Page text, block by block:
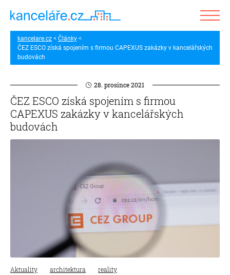
kancelare.cz
Články
ČEZ ESCO získá spojením s firmou CAPEXUS zakázky v kancelářských
budovách
28. prosince 2021
ČEZ ESCO získá spojením s firmou
CAPEXUS zakázky v kancelářských
budovách
Aktuality architektura reality